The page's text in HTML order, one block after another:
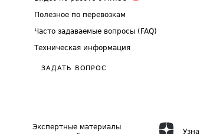
Полезное по перевозкам
Часто задаваемые вопросы (FAQ)
Техническая информация
ЗАДАТЬ ВОПРОС
Экспертные материалы